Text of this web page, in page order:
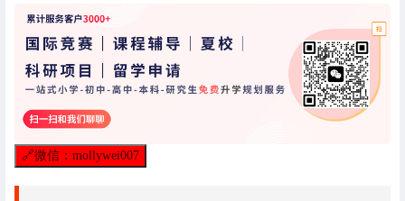
🔗微信：mollywei007